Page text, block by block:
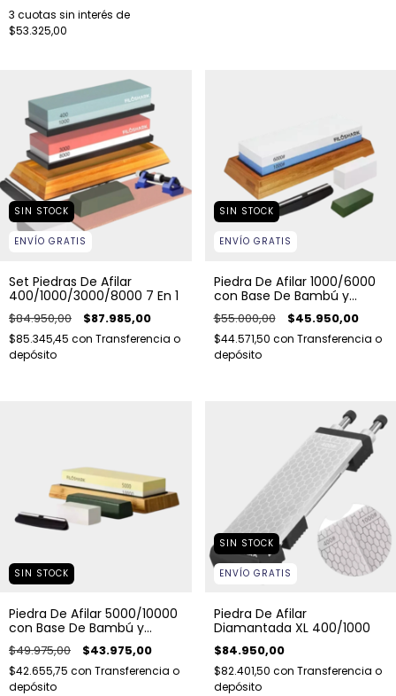
3 cuotas sin interés de
$53.325,00
SIN STOCK
ENVÍO GRATIS
Set Piedras De Afilar
400/1000/3000/8000 7 En 1
$84.950,00 $87.985,00
$85.345,45 con Transferencia o
depósito
SIN STOCK
ENVÍO GRATIS
Piedra De Afilar 1000/6000
con Base De Bambú y
Accesorios
$55.000,00 $45.950,00
$44.571,50 con Transferencia o
depósito
SIN STOCK
Piedra De Afilar 5000/10000
con Base De Bambú y
Accesorios
$49.975,00 $43.975,00
$42.655,75 con Transferencia o
depósito
SIN STOCK
ENVÍO GRATIS
Piedra De Afilar
Diamantada XL 400/1000
$84.950,00
$82.401,50 con Transferencia o
depósito